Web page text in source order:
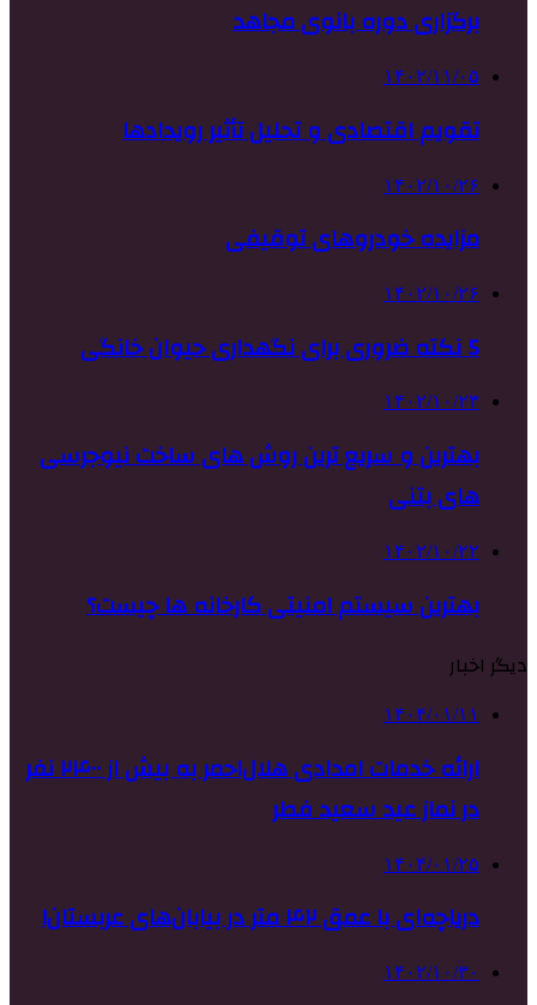
برگزاری دوره بانوی مجاهد
۱۴۰۲/۱۱/۰۵
تقویم اقتصادی و تحلیل تأثیر رویدادها
۱۴۰۲/۱۰/۲۶
مزایده خودروهای توقیفی
۱۴۰۲/۱۰/۲۶
5 نکته ضروری برای نگهداری حیوان خانگی
۱۴۰۲/۱۰/۲۳
بهترین و سریع ترین روش های ساخت نیوجرسی
های بتنی
۱۴۰۲/۱۰/۲۲
بهترین سیستم امنیتی کارخانه ها چیست؟
دیگر اخبار
۱۴۰۴/۰۱/۱۱
ارائه خدمات امدادی هلال‌احمر به بیش از ۲۴۰۰ نفر
در نماز عید سعید فطر
۱۴۰۴/۰۱/۲۵
دریاچه‌ای با عمق ۴۲ متر در بیابان‌های عربستان!
۱۴۰۲/۱۰/۳۰